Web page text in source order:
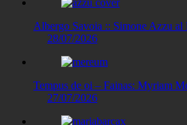
Albergo Savoia :: Simone Azzu
28/07/2026
Tempus de oi – Fainas: Myriam
27/07/2026